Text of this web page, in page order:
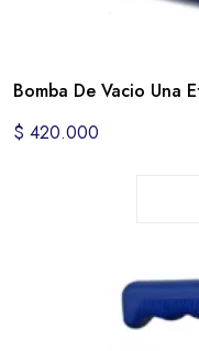
Bomba De Vacio Una
$ 420.000